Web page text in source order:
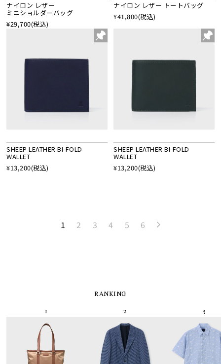
ナイロン レザー
ミニショルダーバッグ
¥29,700(税込)
ナイロン レザー トートバッグ
¥41,800(税込)
SHEEP LEATHER BI-FOLD
WALLET
¥13,200(税込)
SHEEP LEATHER BI-FOLD
WALLET
¥13,200(税込)
1 2 3 4 5 6
RANKING